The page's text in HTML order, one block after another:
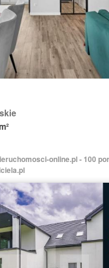
online.pl - 100